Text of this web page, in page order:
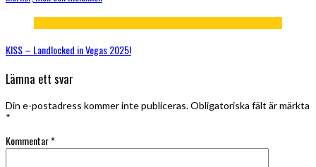
KISS – Landlocked in Vegas 2025!
Lämna ett svar
Din e-postadress kommer inte publiceras.Obligatoriska fält är märkta
*
Kommentar*